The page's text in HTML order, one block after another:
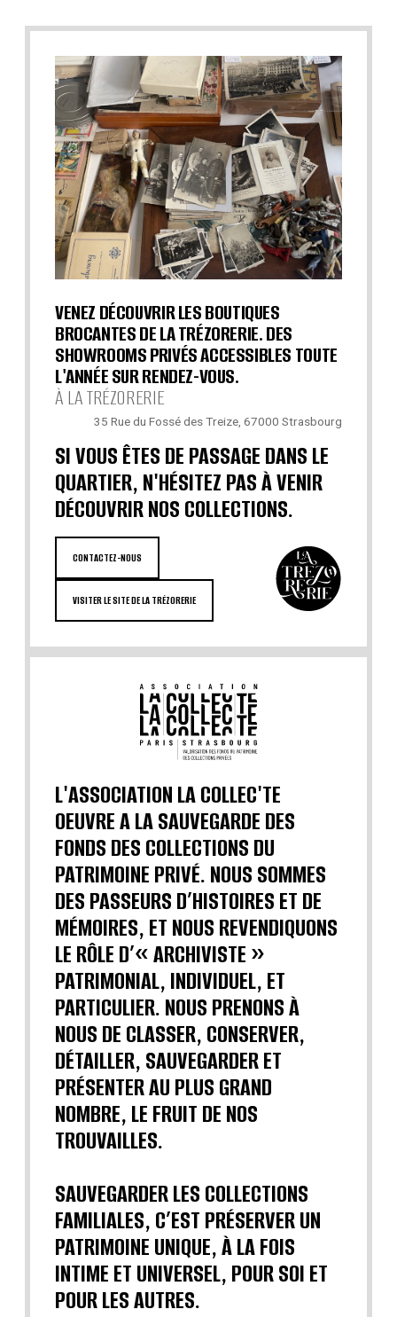
VENEZ DÉCOUVRIR LES BOUTIQUES
BROCANTES DE LA TRÉZORERIE. DES
SHOWROOMS PRIVÉS ACCESSIBLES TOUTE
L'ANNÉE SUR RENDEZ-VOUS.
À LA TRÉZORERIE
35 Rue du Fossé des Treize, 67000 Strasbourg
SI VOUS ÊTES DE PASSAGE DANS LE
QUARTIER, N'HÉSITEZ PAS À VENIR
DÉCOUVRIR NOS COLLECTIONS.
CONTACTEZ-NOUS
VISITER LE SITE DE LA TRÉZORERIE
L'ASSOCIATION LA COLLEC'TE
OEUVRE A LA SAUVEGARDE DES
FONDS DES COLLECTIONS DU
PATRIMOINE PRIVÉ. NOUS SOMMES
DES PASSEURS D’HISTOIRES ET DE
MÉMOIRES, ET NOUS REVENDIQUONS
LE RÔLE D’« ARCHIVISTE »
PATRIMONIAL, INDIVIDUEL, ET
PARTICULIER. NOUS PRENONS À
NOUS DE CLASSER, CONSERVER,
DÉTAILLER, SAUVEGARDER ET
PRÉSENTER AU PLUS GRAND
NOMBRE, LE FRUIT DE NOS
TROUVAILLES.
SAUVEGARDER LES COLLECTIONS
FAMILIALES, C’EST PRÉSERVER UN
PATRIMOINE UNIQUE, À LA FOIS
INTIME ET UNIVERSEL, POUR SOI ET
POUR LES AUTRES.